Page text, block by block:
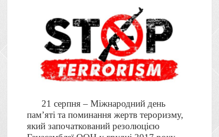
21 серпня – Міжнародний день
пам’яті та поминання жертв тероризму,
який започаткований резолюцією